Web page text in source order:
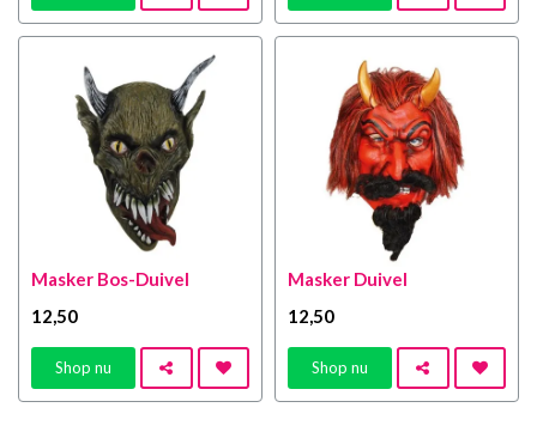
Masker Bos-Duivel
12,50
Shop nu
Masker Duivel
12,50
Shop nu